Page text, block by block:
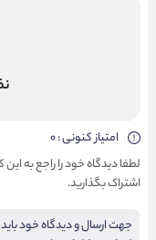
امتیاز کنونی : 0
لطفا دیدگاه خود را راجع به این
اشتراک بگذارید.
جهت ارسال و دیدگاه خود